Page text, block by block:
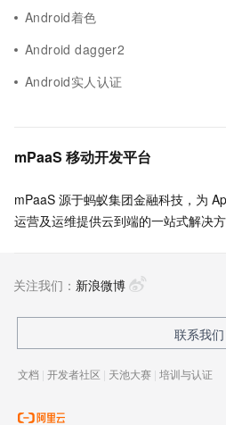
Android着色
Android dagger2
Android实人认证
mPaaS 移动开发平台
mPaaS 源于蚂蚁集团金融科技，为
运营及运维提供云到端的一站式解决
https://www.aliyun.com/product/
关注我们： 新浪微博
联系我们
文档 | 开发者社区 | 天池大赛 | 培训与认证